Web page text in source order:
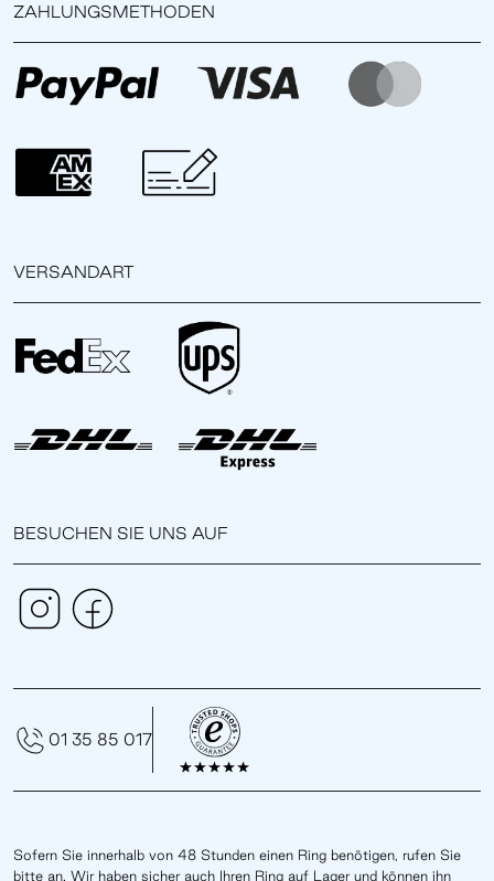
ZAHLUNGSMETHODEN
VERSANDART
BESUCHEN SIE UNS AUF
Sofern Sie innerhalb von 48 Stunden einen Ring benötigen, rufen Sie
bitte an. Wir haben sicher auch Ihren Ring auf Lager und können ihn
01 35 85 017